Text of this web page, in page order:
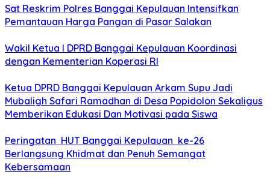
Sat Reskrim Polres Banggai Kepulauan Intensifkan
Pemantauan Harga Pangan di Pasar Salakan
Wakil Ketua I DPRD Banggai Kepulauan Koordinasi
dengan Kementerian Koperasi RI
Ketua DPRD Banggai Kepulauan Arkam Supu Jadi
Mubaligh Safari Ramadhan di Desa Popidolon Sekaligus
Memberikan Edukasi Dan Motivasi pada Siswa
Peringatan HUT Banggai Kepulauan ke-26
Berlangsung Khidmat dan Penuh Semangat
Kebersamaan